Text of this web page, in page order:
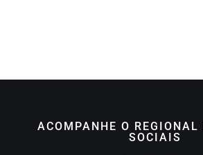
ACOMPANHE O REGIONAL
SOCIAIS